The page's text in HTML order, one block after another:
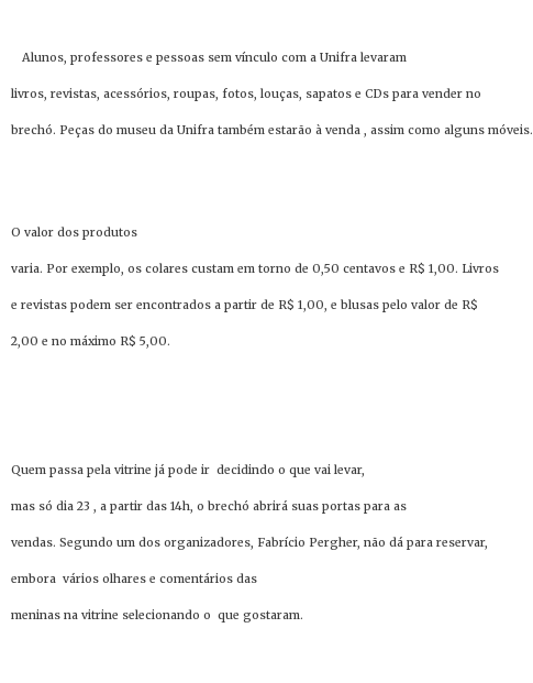
Alunos, professores e pessoas sem vínculo com a Unifra levaram
livros, revistas, acessórios, roupas, fotos, louças, sapatos e CDs para vender no
brechó. Peças do museu da Unifra também estarão à venda , assim como alguns móveis.
O valor dos produtos
varia. Por exemplo, os colares custam em torno de 0,50 centavos e R$ 1,00. Livros
e revistas podem ser encontrados a partir de R$ 1,00, e blusas pelo valor de R$
2,00 e no máximo R$ 5,00.
Quem passa pela vitrine já pode ir decidindo o que vai levar,
mas só dia 23 , a partir das 14h, o brechó abrirá suas portas para as
vendas. Segundo um dos organizadores, Fabrício Pergher, não dá para reservar,
embora vários olhares e comentários das
meninas na vitrine selecionando o que gostaram.